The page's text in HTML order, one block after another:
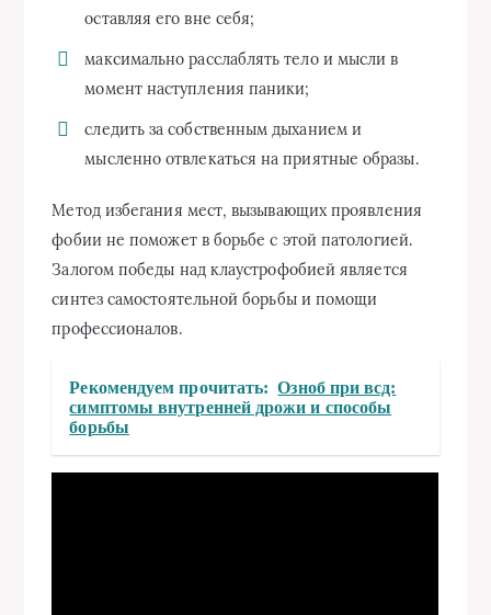
оставляя его вне себя;
максимально расслаблять тело и мысли в
момент наступления паники;
следить за собственным дыханием и
мысленно отвлекаться на приятные образы.
Метод избегания мест, вызывающих проявления
фобии не поможет в борьбе с этой патологией.
Залогом победы над клаустрофобией является
синтез самостоятельной борьбы и помощи
профессионалов.
Рекомендуем прочитать: Озноб при всд:
симптомы внутренней дрожи и способы
борьбы